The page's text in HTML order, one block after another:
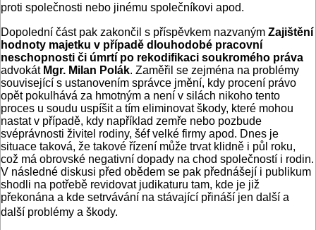
proti společnosti nebo jinému společníkovi apod.
Dopolední část pak zakončil s příspěvkem nazvaným Zajištění
hodnoty majetku v případě dlouhodobé pracovní
neschopnosti či úmrtí po rekodifikaci soukromého práva
advokát Mgr. Milan Polák. Zaměřil se zejména na problémy
související s ustanovením správce jmění, kdy procení právo
opět pokulhává za hmotným a není v silách nikoho tento
proces u soudu uspíšit a tím eliminovat škody, které mohou
nastat v případě, kdy například zemře nebo pozbude
svéprávnosti živitel rodiny, šéf velké firmy apod. Dnes je
situace taková, že takové řízení může trvat klidně i půl roku,
což má obrovské negativní dopady na chod společností i rodin.
V následné diskusi před obědem se pak přednášejí i publikum
shodli na potřebě revidovat judikaturu tam, kde je již
překonána a kde setrvávání na stávající přináší jen další a
další problémy a škody.